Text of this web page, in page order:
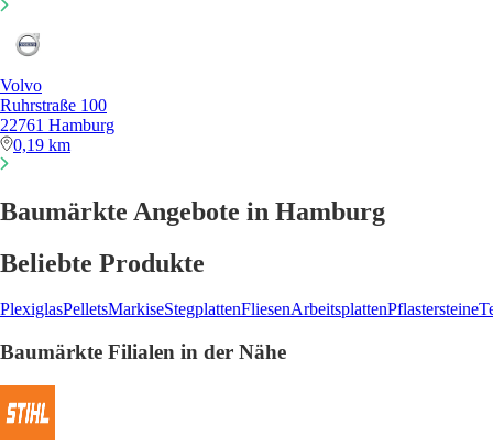
Volvo
Ruhrstraße 100
22761 Hamburg
0,19 km
Baumärkte Angebote in Hamburg
Beliebte Produkte
PlexiglasPelletsMarkiseStegplattenFliesenArbeitsplattenPflastersteine
Baumärkte Filialen in der Nähe